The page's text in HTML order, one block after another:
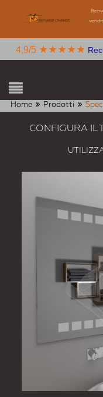
4,9/5 ★★★★★
Home Prodotti
CONFIGURA IL